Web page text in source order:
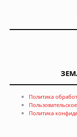
Политика
Политика